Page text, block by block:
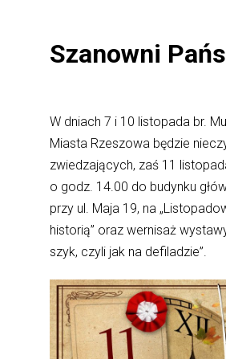
Szanowni
W dniach 7 i 10 listopada br.
Miasta Rzeszowa będzie
zwiedzających, zaś 11
o godz. 14.00 do budynku
przy ul. Maja 19, na
historią” oraz wernisaż
szyk, czyli jak na defiladzie”.